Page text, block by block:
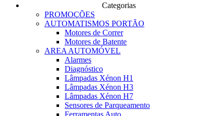
Categorias
PROMOÇÕES
AUTOMATISMOS PORTÃO
Motores de Correr
Motores de Batente
AREA AUTOMÓVEL
Alarmes
Diagnóstico
Lâmpadas Xénon H1
Lâmpadas Xénon H3
Lâmpadas Xénon H7
Sensores de Parqueamento
Ferramentas Auto